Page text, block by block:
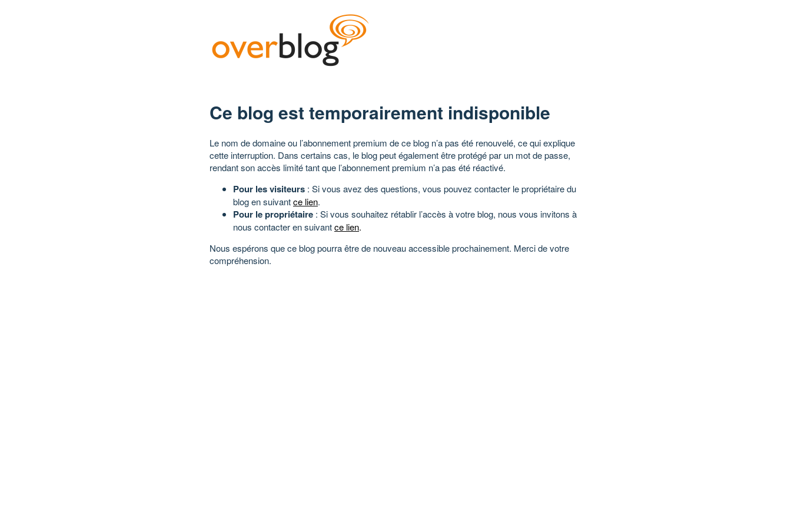
Ce blog est temporairement indisponible
Le nom de domaine ou l’abonnement premium de ce blog n’a pas été renouvelé, ce qui explique
cette interruption. Dans certains cas, le blog peut également être protégé par un mot de passe,
rendant son accès limité tant que l’abonnement premium n’a pas été réactivé.
Pour les visiteurs : Si vous avez des questions, vous pouvez contacter le propriétaire du
blog en suivantce lien.
Pour le propriétaire : Si vous souhaitez rétablir l’accès à votre blog, nous vous invitons à
nous contacter en suivantce lien.
Nous espérons que ce blog pourra être de nouveau accessible prochainement. Merci de votre
compréhension.